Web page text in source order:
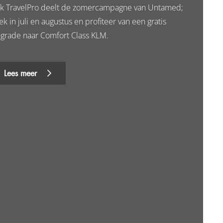
TravelPro deelt de zomercampagne van Untamed;
in juli en augustus en profiteer van een gratis
naar Comfort Class KLM.
Lees meer